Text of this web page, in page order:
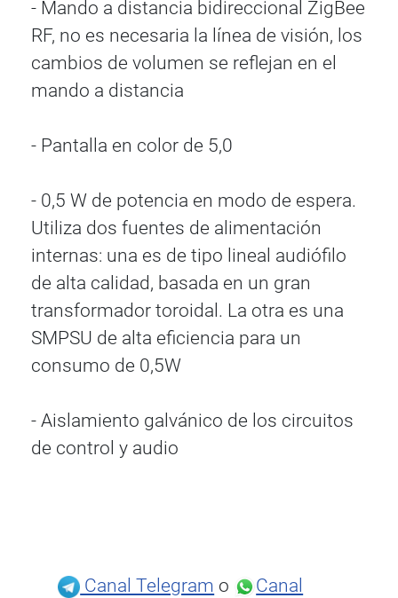
- Mando a distancia bidireccional ZigBee
RF, no es necesaria la línea de visión, los
cambios de volumen se reflejan en el
mando a distancia
- Pantalla en color de 5,0
- 0,5 W de potencia en modo de espera.
Utiliza dos fuentes de alimentación
internas: una es de tipo lineal audiófilo
de alta calidad, basada en un gran
transformador toroidal. La otra es una
SMPSU de alta eficiencia para un
consumo de 0,5W
- Aislamiento galvánico de los circuitos
de control y audio
Canal Telegram o
Canal